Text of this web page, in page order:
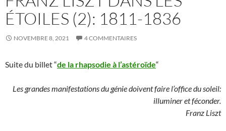
ÉTOILES (2): 1811-1836
NOVEMBRE 8, 2021 4 COMMENTAIRES
Suite du billet “de la rhapsodie à l’astéroïde“
Les grandes manifestations du génie doivent faire l’office du soleil:
illuminer et féconder.
Franz Liszt